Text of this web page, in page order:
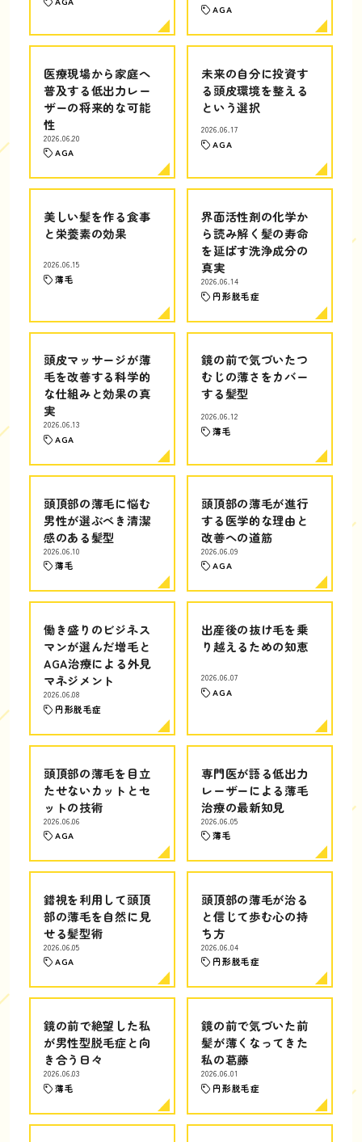
AGA
医療現場から家庭へ
普及する低出力レー
ザーの将来的な可能
性
2026.06.20
AGA
未来の自分に投資す
る頭皮環境を整える
という選択
2026.06.17
AGA
美しい髪を作る食事
と栄養素の効果
2026.06.15
薄毛
界面活性剤の化学か
ら読み解く髪の寿命
を延ばす洗浄成分の
真実
2026.06.14
円形脱毛症
頭皮マッサージが薄
毛を改善する科学的
な仕組みと効果の真
実
2026.06.13
AGA
鏡の前で気づいたつ
むじの薄さをカバー
する髪型
2026.06.12
薄毛
頭頂部の薄毛に悩む
男性が選ぶべき清潔
感のある髪型
2026.06.10
薄毛
頭頂部の薄毛が進行
する医学的な理由と
改善への道筋
2026.06.09
AGA
働き盛りのビジネス
マンが選んだ増毛と
AGA治療による外見
マネジメント
2026.06.08
円形脱毛症
出産後の抜け毛を乗
り越えるための知恵
2026.06.07
AGA
頭頂部の薄毛を目立
たせないカットとセ
ットの技術
2026.06.06
AGA
専門医が語る低出力
レーザーによる薄毛
治療の最新知見
2026.06.05
薄毛
錯視を利用して頭頂
部の薄毛を自然に見
せる髪型術
2026.06.05
AGA
頭頂部の薄毛が治る
と信じて歩む心の持
ち方
2026.06.04
円形脱毛症
鏡の前で絶望した私
が男性型脱毛症と向
き合う日々
2026.06.03
薄毛
鏡の前で気づいた前
髪が薄くなってきた
私の葛藤
2026.06.01
円形脱毛症